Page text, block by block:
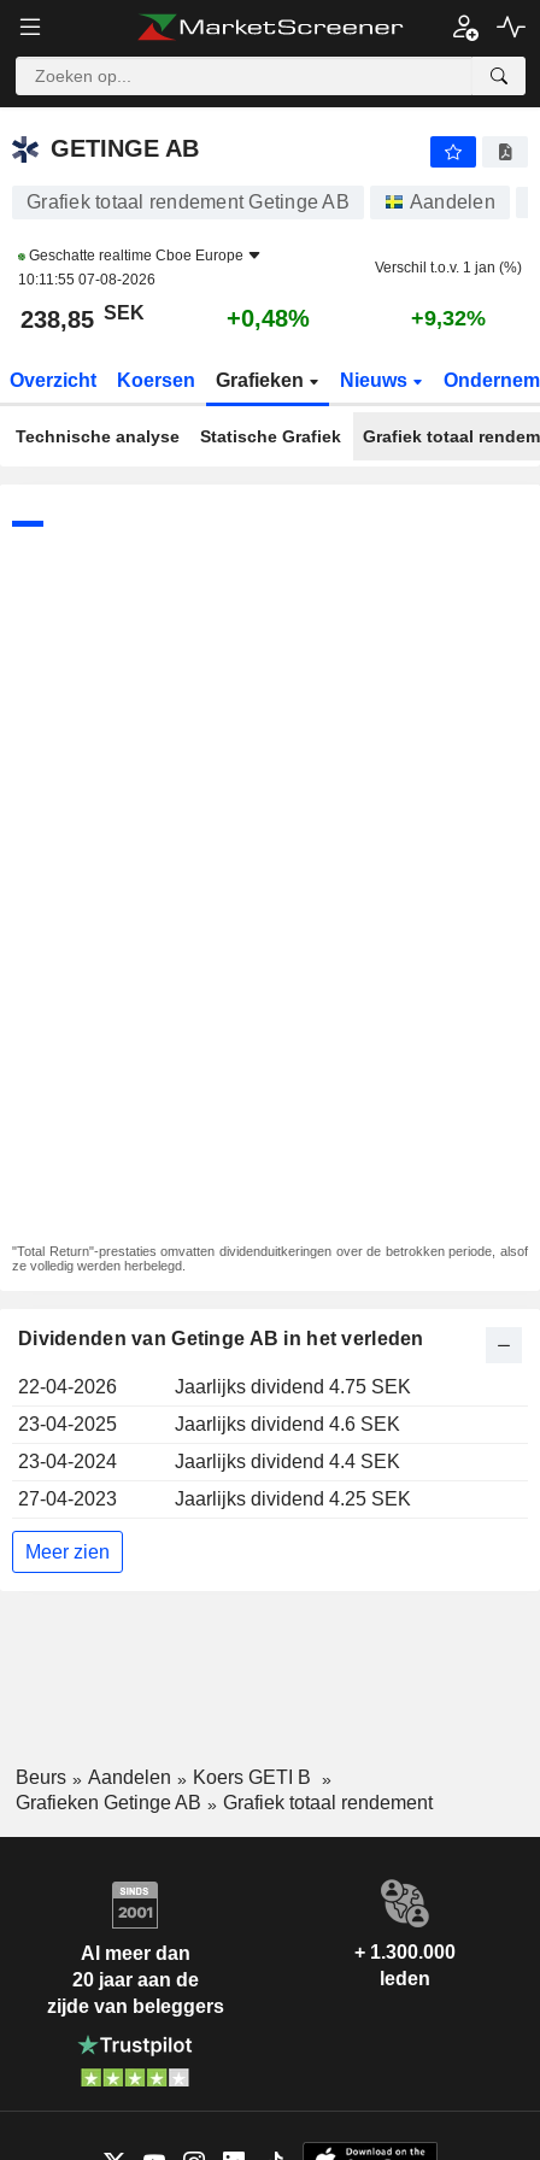
GETINGE AB
GETINGE AB
Grafiek totaal rendement Getinge AB Aandelen
Geschatte realtime Cboe Europe
10:11:55 07-08-2026
Verschil t.o.v. 1 jan (%)
238,85 SEK +0,48% +9,32%
Overzicht Koersen Grafieken Nieuws
Technische analyse Statische Grafiek Grafiek totaal
"Total Return"-prestaties omvatten dividenduitkeringen over de betrokken periode, alsof
ze volledig werden herbelegd.
Dividenden van Getinge AB in het verleden
22-04-2026
Jaarlijks dividend 4.75 SEK
23-04-2025
Jaarlijks dividend 4.6 SEK
23-04-2024
Jaarlijks dividend 4.4 SEK
27-04-2023
Jaarlijks dividend 4.25 SEK
Meer zien
Beurs Aandelen
Koers GETI B
Grafieken Getinge AB
Grafiek totaal rendement
Al meer dan
20 jaar aan de
zijde van beleggers
+ 1.300.000
leden